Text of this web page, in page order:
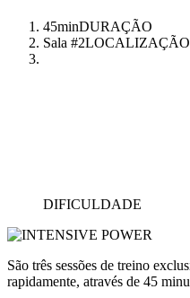
45minDURAÇÃO
Sala #2LOCALIZAÇÃO
DIFICULDADE
São três sessões de treino
rapidamente, através de 45